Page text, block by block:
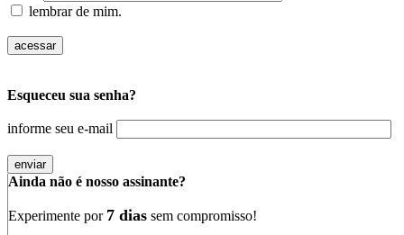
lembrar de mim.
Esqueceu sua senha?
informe seu e-mail
Ainda não é nosso assinante?
Experimente por 7 dias sem compromisso!